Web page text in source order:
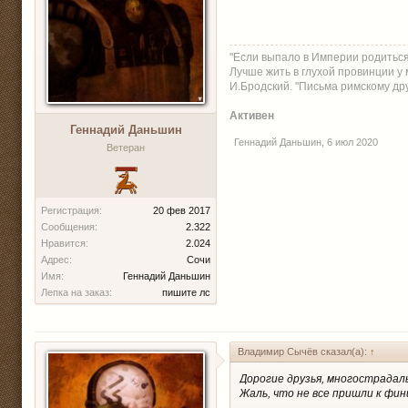
Геннадий Даньшин
Ветеран
Регистрация:
20 фев 2017
Сообщения:
2.322
Нравится:
2.024
Адрес:
Сочи
Имя:
Геннадий Даньшин
Лепка на заказ:
пишите лс
"Если выпало в Империи
Лучше жить в глухой провинции у
И.Бродский. "Письма римскому
Активен
Геннадий Даньшин 6 июл 2020
Владимир Сычёв сказал(а): ↑
Дорогие друзья,
Жаль, что не все пришли к